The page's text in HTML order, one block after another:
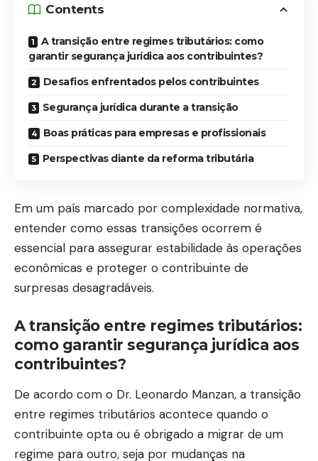
Contents
A transição entre regimes tributários: como
garantir segurança jurídica aos contribuintes?
Desafios enfrentados pelos contribuintes
Segurança jurídica durante a transição
Boas práticas para empresas e profissionais
Perspectivas diante da reforma tributária
Em um país marcado por complexidade normativa,
entender como essas transições ocorrem é
essencial para assegurar estabilidade às operações
econômicas e proteger o contribuinte de
surpresas desagradáveis.
A transição entre regimes tributários:
como garantir segurança jurídica aos
contribuintes?
De acordo com o Dr. Leonardo Manzan, a transição
entre regimes tributários acontece quando o
contribuinte opta ou é obrigado a migrar de um
regime para outro, seja por mudanças na